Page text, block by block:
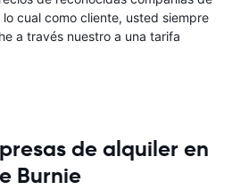
cual como cliente, usted siempre
a través nuestro a una tarifa
de alquiler en
Burnie